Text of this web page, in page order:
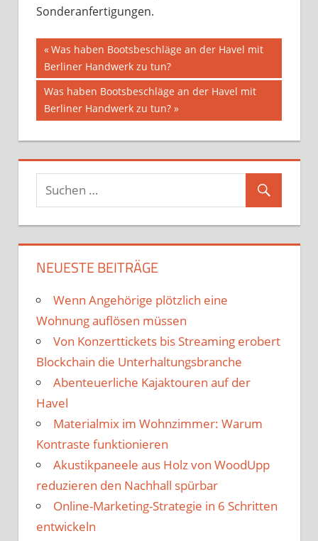
Sonderanfertigungen.
Beitragsnavigation
Vorheriger
Beitrag:
Was haben Bootsbeschläge an der Havel mit
Berliner Handwerk zu tun?
Nächster
Beitrag:
Was haben Bootsbeschläge an der Havel mit
Berliner Handwerk zu tun?
NEUESTE BEITRÄGE
Wenn Angehörige plötzlich eine
Wohnung auflösen müssen
Von Konzerttickets bis Streaming erobert
Blockchain die Unterhaltungsbranche
Abenteuerliche Kajaktouren auf der
Havel
Materialmix im Wohnzimmer: Warum
Kontraste funktionieren
Akustikpaneele aus Holz von WoodUpp
reduzieren den Nachhall spürbar
Online-Marketing-Strategie in 6 Schritten
entwickeln